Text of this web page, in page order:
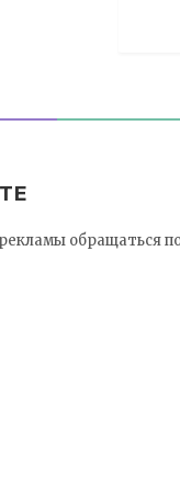
обращаться